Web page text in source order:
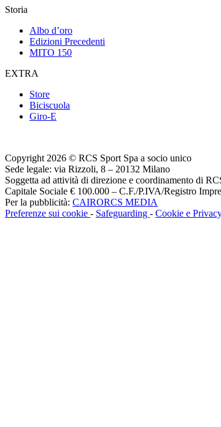
Storia
Albo d’oro
Edizioni Precedenti
MITO 150
EXTRA
Store
Biciscuola
Giro-E
Copyright 2026 © RCS Sport Spa a socio unico
Sede legale: via Rizzoli, 8 – 20132 Milano
Soggetta ad attività di direzione e coordinamento di
Capitale Sociale € 100.000 – C.F./P.IVA/Registro
Per la pubblicità: CAIRORCS MEDIA
Preferenze sui cookie - Safeguarding - Cookie e